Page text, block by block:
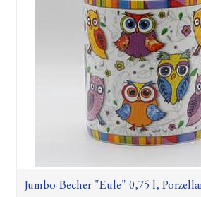
Jumbo-Becher "Eule" 0,75 l,